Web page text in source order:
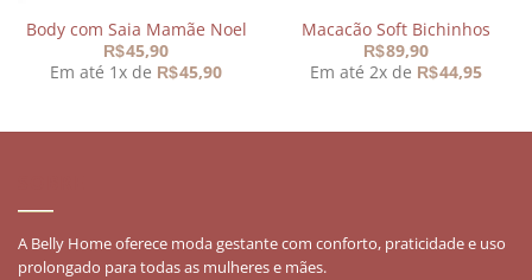
Body com Saia Mamãe Noel
R$45,90
Em até 1x de R$45,90
Macacão Soft Bichinhos
R$89,90
Em até 2x de R$44,95
A Belly Home oferece moda gestante com conforto, praticidade e uso
prolongado para todas as mulheres e mães.